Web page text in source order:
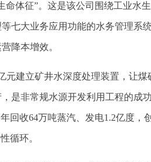
命体征”。这是该公司围绕工业水
七大业务应用功能的水务管理系
降本增效。
建立矿井水深度处理装置，让煤
是非常规水源开发利用工程的成
回收64万吨蒸汽、发电1.2亿度，
循环。